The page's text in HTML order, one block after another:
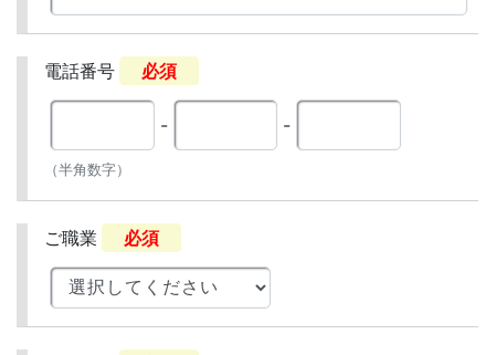
電話番号 必須
- -
（半角数字）
ご職業 必須